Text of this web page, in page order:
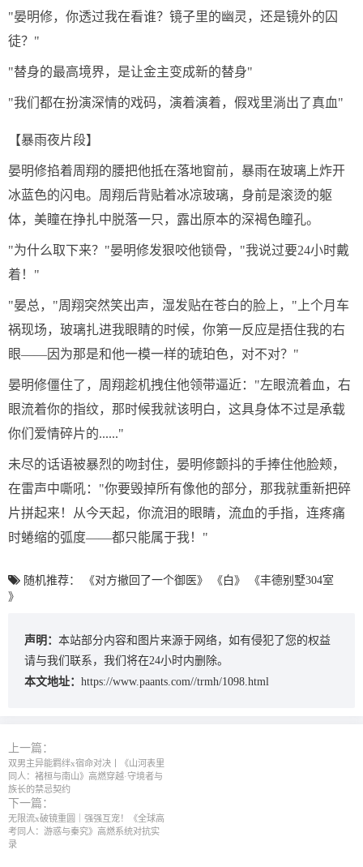
"晏明修，你透过我在看谁？镜子里的幽灵，还是镜外的囚
徒？"
"替身的最高境界，是让金主变成新的替身"
"我们都在扮演深情的戏码，演着演着，假戏里淌出了真血"
【暴雨夜片段】
晏明修掐着周翔的腰把他抵在落地窗前，暴雨在玻璃上炸开
冰蓝色的闪电。周翔后背贴着冰凉玻璃，身前是滚烫的躯
体，美瞳在挣扎中脱落一只，露出原本的深褐色瞳孔。
"为什么取下来？"晏明修发狠咬他锁骨，"我说过要24小时戴
着！"
"晏总，"周翔突然笑出声，湿发贴在苍白的脸上，"上个月车
祸现场，玻璃扎进我眼睛的时候，你第一反应是捂住我的右
眼——因为那是和他一模一样的琥珀色，对不对？"
晏明修僵住了，周翔趁机拽住他领带逼近："左眼流着血，右
眼流着你的指纹，那时候我就该明白，这具身体不过是承载
你们爱情碎片的......"
未尽的话语被暴烈的吻封住，晏明修颤抖的手捧住他脸颊，
在雷声中嘶吼："你要毁掉所有像他的部分，那我就重新把碎
片拼起来！从今天起，你流泪的眼睛，流血的手指，连疼痛
时蜷缩的弧度——都只能属于我！"
随机推荐： 《对方撤回了一个御医》 《白》
《丰德别墅304室
》
声明： 本站部分内容和图片来源于网络，如有侵犯了您的权益
请与我们联系，我们将在24小时内删除。
本文地址： https://www.paants.com//trmh/1098.html
上一篇：
双男主异能羁绊x宿命对决丨《山河表里
同人：褚桓与南山》高燃穿越·守境者与
族长的禁忌契约
下一篇：
无限流x破镜重圆｜强强互宠！《全球高
考同人：游惑与秦究》高燃系统对抗实
录